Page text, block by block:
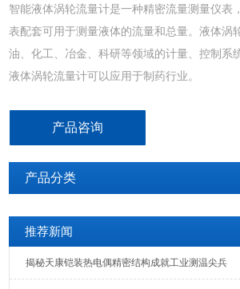
智能液体涡轮流量计是一种精密流量测量仪表
表配套可用于测量液体的流量和总量。液体涡
油、化工、冶金、科研等领域的计量、控制系
液体涡轮流量计可以应用于制药行业。
产品咨询
产品分类
推荐新闻
揭秘天康铠装热电偶精密结构成就工业测温尖兵